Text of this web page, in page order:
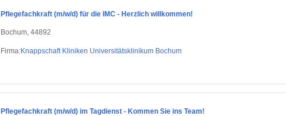
Pflegefachkraft (m/w/d) für die IMC - Herzlich willkommen!
Bochum, 44892
Firma:Knappschaft Kliniken Universitätsklinikum Bochum
Pflegefachkraft (m/w/d) im Tagdienst - Kommen Sie ins Team!